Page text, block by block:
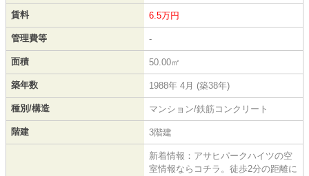
賃料 6.5万円
管理費等 -
面積 50.00㎡
築年数 1988年 4月 (築38年)
種別/構造 マンション/鉄筋コンクリート
階建 3階建
新着情報：アサヒパークハイツの空
室情報ならコチラ。徒歩2分の距離に